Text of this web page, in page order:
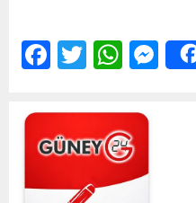
Facebook
Twitter